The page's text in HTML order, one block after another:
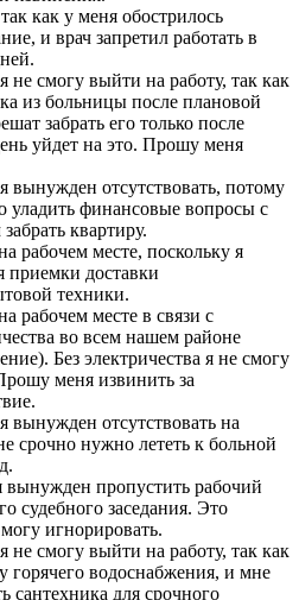
как у меня обострилось
и врач запретил работать в
не смогу выйти на работу, так как
из больницы после плановой
забрать его только после
уйдет на это. Прошу меня
вынужден отсутствовать, потому
уладить финансовые вопросы с
квартиру.
рабочем месте, поскольку я
приемки доставки
техники.
рабочем месте в связи с
во всем нашем районе
Без электричества я не смогу
меня извинить за
вынужден отсутствовать на
срочно нужно лететь к больной
вынужден пропустить рабочий
судебного заседания. Это
игнорировать.
не смогу выйти на работу, так как
горячего водоснабжения, и мне
сантехника для срочного